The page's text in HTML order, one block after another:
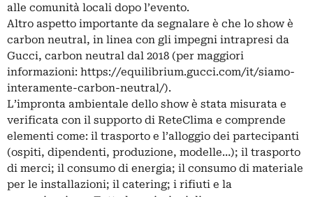
alle comunità locali dopo l’evento.
Altro aspetto importante da segnalare è che lo show è
carbon neutral, in linea con gli impegni intrapresi da
Gucci, carbon neutral dal 2018 (per maggiori
informazioni: https://equilibrium.gucci.com/it/siamo-
interamente-carbon-neutral/).
L’impronta ambientale dello show è stata misurata e
verificata con il supporto di ReteClima e comprende
elementi come: il trasporto e l’alloggio dei partecipanti
(ospiti, dipendenti, produzione, modelle…); il trasporto
di merci; il consumo di energia; il consumo di materiale
per le installazioni; il catering; i rifiuti e la